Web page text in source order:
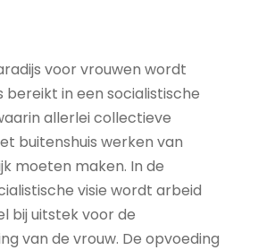
voor vrouwen wordt
bereikt in een socialistische
allerlei collectieve
buitenshuis werken van
moeten maken. In de
visie wordt arbeid
bij uitstek voor de
van de vrouw. De opvoeding